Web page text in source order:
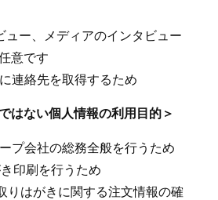
ュー、メディアのインタビュー
意です
連絡先を取得するため
はない個人情報の利用目的＞
プ会社の総務全般を行うため
印刷を行うため
りはがきに関する注文情報の確